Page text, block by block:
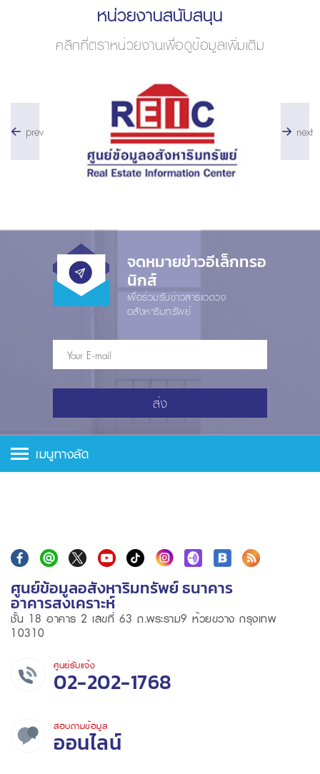
หน่วยงานสนับสนุน
คลิกที่ตราหน่วยงานเพื่อดูข้อมูลเพิ่มเติม
prev next
จดหมายข่าวอีเล็กทรอ
นิกส์
เพื่อร่วมรับข่าวสารแวดวง
อสังหาริมทรัพย์
ส่ง
เมนูทางลัด
ศูนย์ข้อมูลอสังหาริมทรัพย์ ธนาคาร
อาคารสงเคราะห์
ชั้น 18 อาคาร 2 เลขที่ 63 ถ.พระราม9 ห้วยขวาง กรุงเทพ
10310
ศูนย์รับแจ้ง
02-202-1768
สอบถามข้อมูล
ออนไลน์